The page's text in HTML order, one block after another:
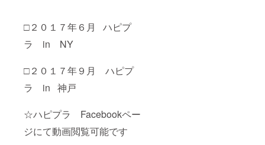
□２０１７年６月 ハピプ
ラ in NY
□２０１７年９月 ハピプ
ラ in 神戸
☆ハピプラ Facebookペー
ジにて動画閲覧可能です